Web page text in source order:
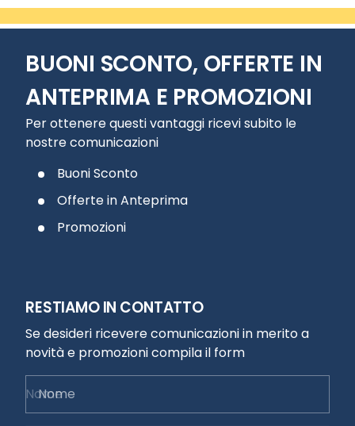
BUONI SCONTO, OFFERTE IN
ANTEPRIMA E PROMOZIONI
Per ottenere questi vantaggi ricevi subito le
nostre comunicazioni
Buoni Sconto
Offerte in Anteprima
Promozioni
RESTIAMO IN CONTATTO
Se desideri ricevere comunicazioni in merito a
novità e promozioni compila il form
Nome